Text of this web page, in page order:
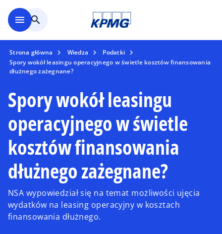
menu search
Strona główna Wiedza
Podatki
Spory wokół leasingu operacyjnego w świetle kosztów finansowania
dłużnego zażegnane?
Spory wokół leasingu
operacyjnego w świetle
kosztów finansowania
dłużnego zażegnane?
NSA wypowiedział się na temat możliwości ujęcia
wydatków na leasing operacyjny w kosztach
finansowania dłużnego.